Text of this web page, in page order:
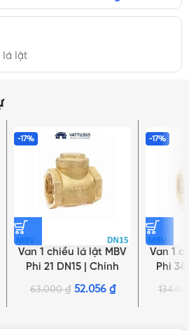
lá lật
-17%
Van 1 chiều lá lật MBV
Phi 21 DN15 | Chính
hãng Minh Hòa
63.000₫ 52.056 ₫
-17%
Van 1
Phi
(THU GỌN)